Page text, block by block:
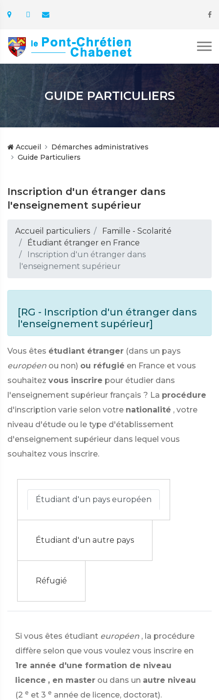
GUIDE PARTICULIERS
Accueil
Démarches administratives
Guide Particuliers
Inscription d'un étranger dans
l'enseignement supérieur
Accueil particuliers
Famille - Scolarité
Étudiant étranger en France
Inscription d'un étranger dans
l'enseignement supérieur
[RG - Inscription d'un étranger dans
l'enseignement supérieur]
Vous êtes étudiant étranger (dans un pays
européen ou non) ou réfugié en France et vous
souhaitez vous inscrire pour étudier dans
l'enseignement supérieur français ? La procédure
d'inscription varie selon votre nationalité , votre
niveau d'étude ou le type d'établissement
d'enseignement supérieur dans lequel vous
souhaitez vous inscrire.
Étudiant d'un pays européen
Étudiant d'un autre pays
Réfugié
Si vous êtes étudiant européen , la procédure
diffère selon que vous voulez vous inscrire en
1re année d'une formation de niveau
licence , en master ou dans un autre niveau
(2 e et 3 e année de licence, doctorat).